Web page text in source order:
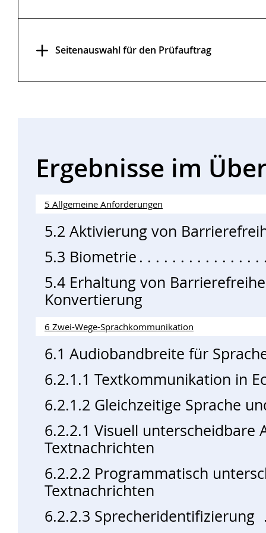
Seitenauswahl für den Prüfauftrag
Ergebnisse im
5 Allgemeine Anforderungen
5.2 Aktivierung von
5.3 Biometrie
5.4 Erhaltung von
Konvertierung
6 Zwei-Wege-Sprachkommunikation
6.1 Audiobandbreite für
6.2.1.1 Textkommunikation in
6.2.1.2 Gleichzeitige Sprache
6.2.2.1 Visuell unterscheidbare
Textnachrichten
6.2.2.2 Programmatisch
Textnachrichten
6.2.2.3 Sprecheridentifizierung